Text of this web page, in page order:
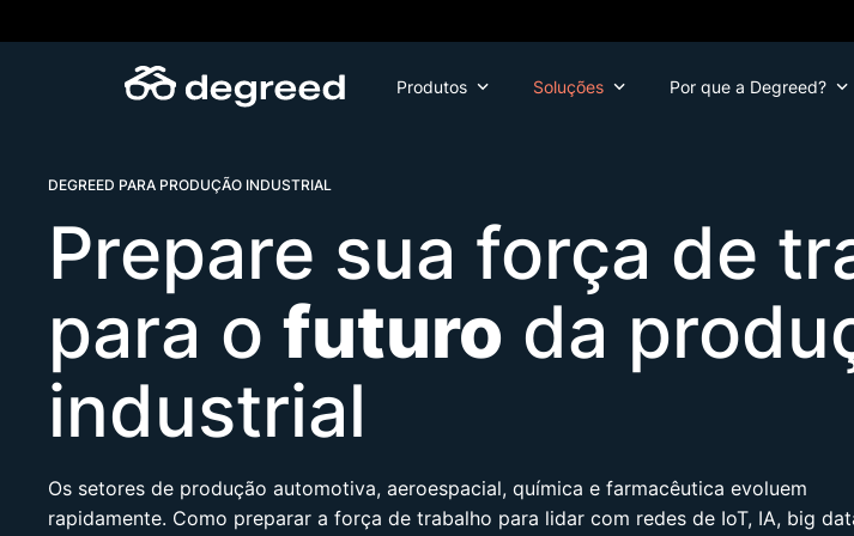
to
Produtos Soluções Por que a Degreed?
DEGREED PARA PRODUÇÃO INDUSTRIAL
Prepare sua força de
para o futuro da
industrial
Os setores de produção automotiva, aeroespacial, química e farmacêutica evoluem
rapidamente. Como preparar a força de trabalho para lidar com redes de IoT, IA, big